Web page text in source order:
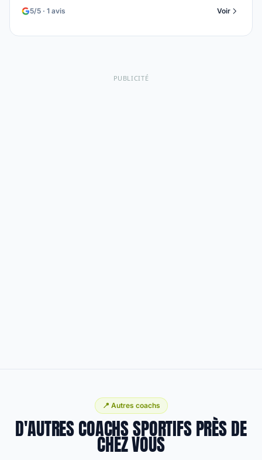
5/5 · 1 avis Voir
PUBLICITÉ
📍 Autres coachs
D'AUTRES COACHS SPORTIFS PRÈS DE
CHEZ VOUS